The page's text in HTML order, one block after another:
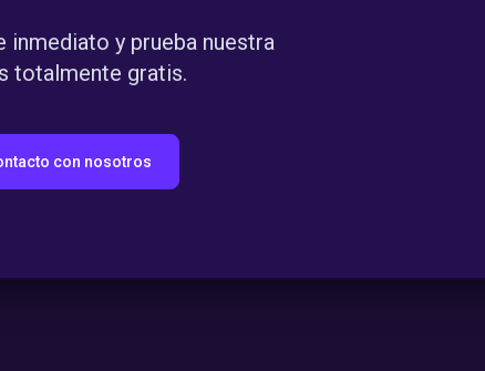
inmediato y prueba nuestra
totalmente gratis.
con nosotros